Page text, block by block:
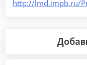
http://lmd.impb.ru/